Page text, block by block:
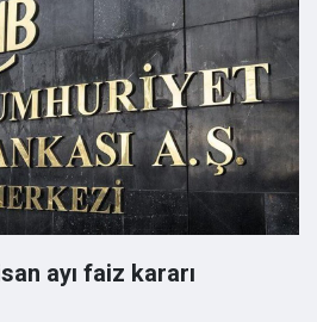
ayı faiz kararı